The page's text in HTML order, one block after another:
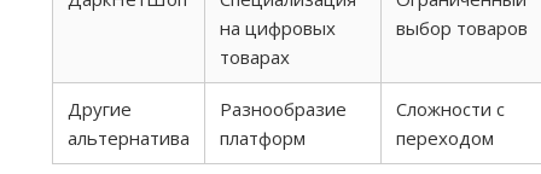
на цифровых
товарах
выбор товаров
Другие
альтернатива
Разнообразие
платформ
Сложности с
переходом